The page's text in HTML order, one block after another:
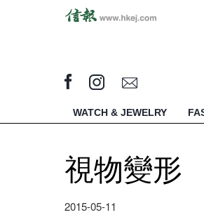
WATCH & JEWELRY
視物變形
2015-05-11